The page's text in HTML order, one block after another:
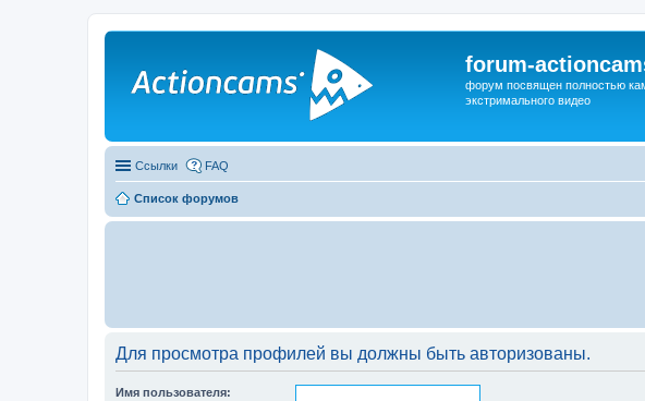
forum-
форум посвящен полностью
экстримального видео
Ссылки FAQ
Список форумов
Для просмотра профилей вы должны быть авторизованы.
Имя пользователя: